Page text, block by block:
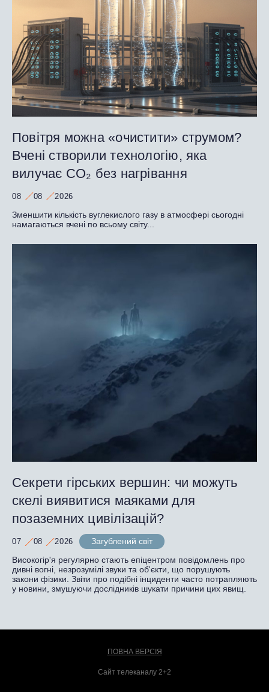
Повітря можна «очистити» струмом?
Вчені створили технологію, яка
вилучає CO₂ без нагрівання
08 08 2026
Зменшити кількість вуглекислого газу в атмосфері сьогодні
намагаються вчені по всьому світу...
Секрети гірських вершин: чи можуть
скелі виявитися маяками для
позаземних цивілізацій?
07 08 2026
Загублений світ
Високогір'я регулярно стають епіцентром повідомлень про
дивні вогні, незрозумілі звуки та об'єкти, що порушують
закони фізики. Звіти про подібні інциденти часто потрапляють
у новини, змушуючи дослідників шукати причини цих явищ.
ПОВНА ВЕРСІЯ
Сайт телеканалу 2+2